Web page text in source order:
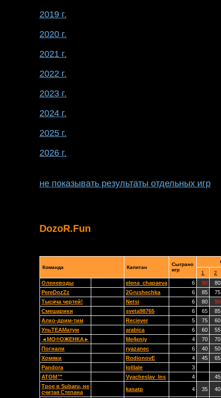
2019 г.
2020 г.
2021 г.
2022 г.
2023 г.
2024 г.
2025 г.
2026 г.
не показывать результаты отдельных игр
DozoR.Fun
Команда Капитан
Сыграно
игр
1
2
Оленеводы elena_chapaeva 6 90
80
PereDozZz
2Grushechka 6 85
75
Тысяча чертей!
Netsi 6 80
90
Смешарики
sveta98765 6 65
85
Алко-дрим-тим
Reciever 5 75
60
УльТЕАМатум
arabica 6 60
55
◄МО®ОЖЕНКА►
Me4eniy 4 70
70
Погнали
ryazanec 6 40
50
Хомяки
RodionovE 4 45
65
Pandora
lolilale
3
ATOM™
Vyacheslav_Ins 4
45
Трое в Subaru, не
считая Степана
kasatp 4 35 40